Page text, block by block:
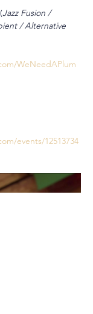
Jazz Fusion /
/ Alternative
WeNeedAPlum
events/12513734